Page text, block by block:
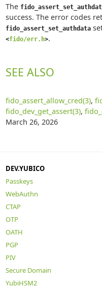
The
success. The error codes
fido_assert_set_authdata
<fido/err.h>.
SEE ALSO
fido_assert_allow_cred(3),
fido_dev_get_assert(3),
March 26, 2026
DEV.YUBICO
Passkeys
WebAuthn
CTAP
OTP
OATH
PGP
PIV
Secure Domain
YubiHSM2